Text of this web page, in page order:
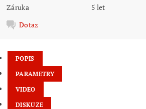
Záruka
5 let
Dotaz
POPIS
PARAMETRY
VIDEO
DISKUZE